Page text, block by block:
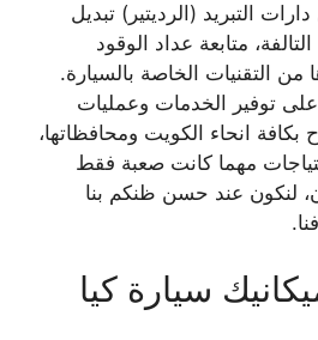
التبريد (الرديتير) تبديل
متابعة عداد الوقود
من التقنيات الخاصة بالسيارة.
توفير الخدمات وعمليات
بكافة انحاء الكويت ومحافظاتها،
مهما كانت صعبة فقط
لنكون عند حسن ظنكم بنا
سيارة كيا